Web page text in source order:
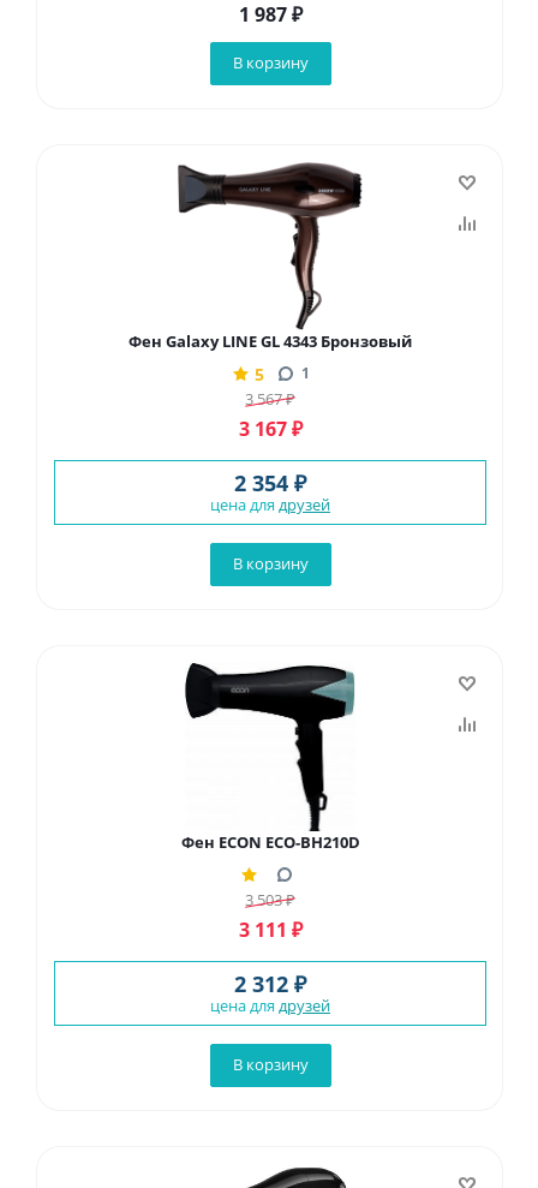
1 987₽
В корзину
Фен Galaxy LINE GL 4343 Бронзовый
5 1
3 567₽
3 167₽
2 354 ₽
цена для друзей
В корзину
Фен ECON ECO-BH210D
3 503₽
3 111 ₽
2 312 ₽
цена для друзей
В корзину